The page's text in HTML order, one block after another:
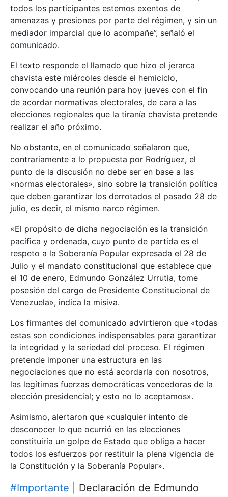
todos los participantes estemos exentos de
amenazas y presiones por parte del régimen, y sin un
mediador imparcial que lo acompañe”, señaló el
comunicado.
El texto responde el llamado que hizo el jerarca
chavista este miércoles desde el hemiciclo,
convocando una reunión para hoy jueves con el fin
de acordar normativas electorales, de cara a las
elecciones regionales que la tiranía chavista pretende
realizar el año próximo.
No obstante, en el comunicado señalaron que,
contrariamente a lo propuesta por Rodríguez, el
punto de la discusión no debe ser en base a las
«normas electorales», sino sobre la transición política
que deben garantizar los derrotados el pasado 28 de
julio, es decir, el mismo narco régimen.
«El propósito de dicha negociación es la transición
pacífica y ordenada, cuyo punto de partida es el
respeto a la Soberanía Popular expresada el 28 de
Julio y el mandato constitucional que establece que
el 10 de enero, Edmundo González Urrutia, tome
posesión del cargo de Presidente Constitucional de
Venezuela», indica la misiva.
Los firmantes del comunicado advirtieron que «todas
estas son condiciones indispensables para garantizar
la integridad y la seriedad del proceso. El régimen
pretende imponer una estructura en las
negociaciones que no está acordarla con nosotros,
las legítimas fuerzas democráticas vencedoras de la
elección presidencial; y esto no lo aceptamos».
Asimismo, alertaron que «cualquier intento de
desconocer lo que ocurrió en las elecciones
constituiría un golpe de Estado que obliga a hacer
todos los esfuerzos por restituir la plena vigencia de
la Constitución y la Soberanía Popular».
#Importante | Declaración de Edmundo